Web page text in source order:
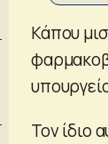
Κάπου
Τον ίδιο